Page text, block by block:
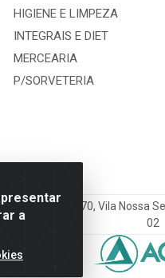
a
HIGIENE E LIMPEZA
INTEGRAIS E DIET
MERCEARIA
P/SORVETERIA
Torga 70, Vila Nossa
02